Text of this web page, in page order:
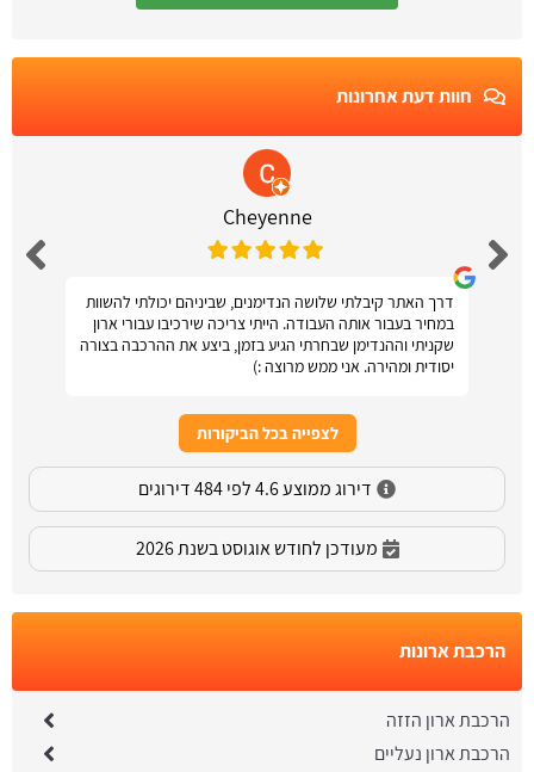
חוות דעת אחרונות
Cheyenne
דרך האתר קיבלתי שלושה הנדימנים, שביניהם יכולתי להשוות
במחיר בעבור אותה העבודה. הייתי צריכה שירכיבו עבורי ארון
שקניתי וההנדימן שבחרתי הגיע בזמן, ביצע את ההרכבה בצורה
יסודית ומהירה. אני ממש מרוצה :)
לצפייה בכל הביקורות
דירוג ממוצע 4.6 לפי 484 דירוגים
מעודכן לחודש אוגוסט בשנת 2026
הרכבת ארונות
הרכבת ארון הזזה
הרכבת ארון נעליים